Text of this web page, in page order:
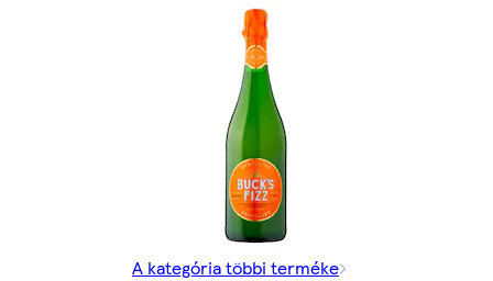
A kategória többi terméke